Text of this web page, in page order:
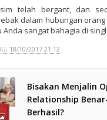
telah bergant, dan
dalam hubungan
Anda sangat bahagia di
18/10/2017 21:12
Bisakan Menjalin
Relationship
Berhasil?